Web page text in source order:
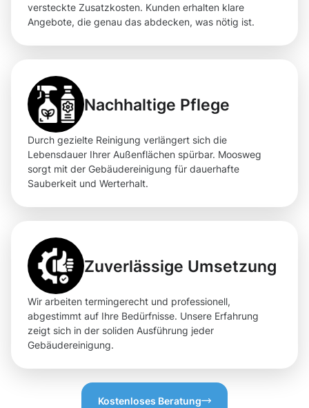
versteckte Zusatzkosten. Kunden erhalten klare
Angebote, die genau das abdecken, was nötig ist.
Nachhaltige Pflege
Durch gezielte Reinigung verlängert sich die
Lebensdauer Ihrer Außenflächen spürbar. Moosweg
sorgt mit der Gebäudereinigung für dauerhafte
Sauberkeit und Werterhalt.
Zuverlässige Umsetzung
Wir arbeiten termingerecht und professionell,
abgestimmt auf Ihre Bedürfnisse. Unsere Erfahrung
zeigt sich in der soliden Ausführung jeder
Gebäudereinigung.
Kostenloses Beratung